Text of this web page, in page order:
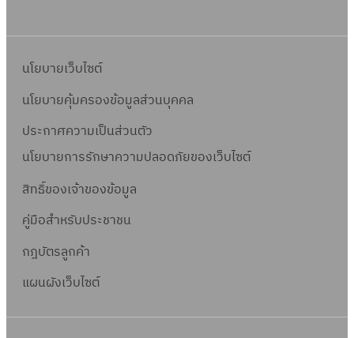
นโยบายเว็บไซต์
นโยบายคุ้มครองข้อมูลส่วนบุคคล
ประกาศความเป็นส่วนตัว
นโยบายการรักษาความปลอดภัยของเว็บไซต์
สิทธิ์ของเจ้าของข้อมูล
คู่มือสำหรับประชาชน
กฎบัตรลูกค้า
แผนผังเว็บไซต์